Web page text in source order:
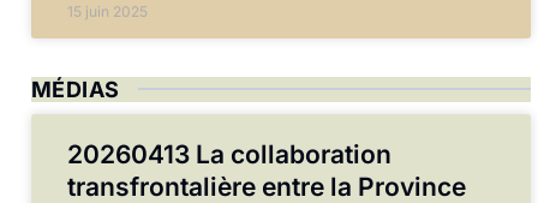
15 juin 2025
MÉDIAS
20260413 La collaboration
transfrontalière entre la Province